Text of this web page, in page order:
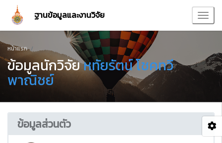
ฐานข้อมูลและงานวิจัย
หน้าแรก
ข้อมูลนักวิจัยหทัยรัตน์ โชคทวี
พาณิชย์
ข้อมูลส่วนตัว